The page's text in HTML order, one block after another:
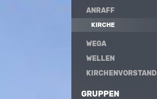
ANRAFF
KIRCHE
WEGA
WELLEN
KIRCHENVORSTAND
GRUPPEN